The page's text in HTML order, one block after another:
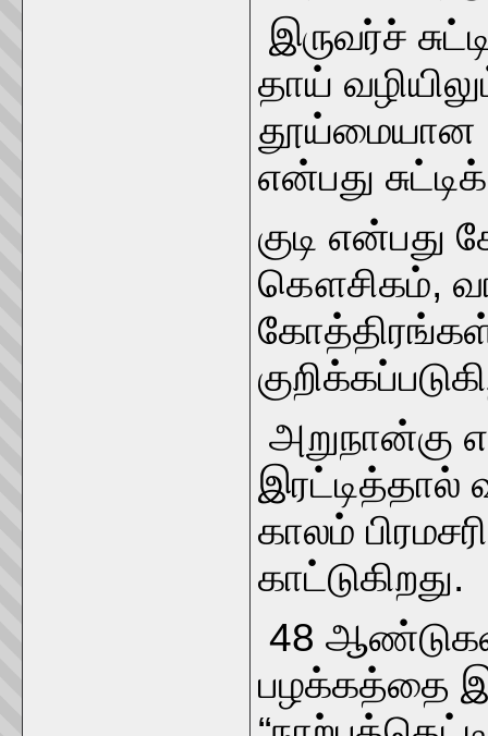
இருவர்ச்
தாய்
தூய்மையான
என்பது
குடி என்பது
கௌசிகம்,
அறுநான்கு
காலம்
காட்டுகிறது.
48 ஆண்டுகள்
பழக்கத்தை